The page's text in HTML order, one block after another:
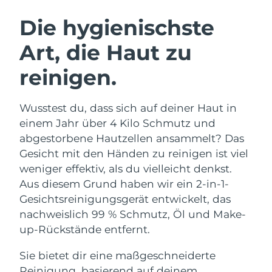
Die hygienischste
Art, die Haut zu
reinigen.
Wusstest du, dass sich auf deiner Haut in
einem Jahr über 4 Kilo Schmutz und
abgestorbene Hautzellen ansammelt? Das
Gesicht mit den Händen zu reinigen ist viel
weniger effektiv, als du vielleicht denkst.
Aus diesem Grund haben wir ein 2-in-1-
Gesichtsreinigungsgerät entwickelt, das
nachweislich 99 % Schmutz, Öl und Make-
up-Rückstände entfernt.
Sie bietet dir eine maßgeschneiderte
Gesichtsreinigung
Anti-aging massage
LUNA™ 4 Plus
Massage, LED heating
LUNA™ 4 Men
For men, anti-aging massage
Microcurrent toning
BEAR™ 2 go
Microcurrent toning on-the-go
BEAR™ 2 eyes & lips
Microcurrent line smoothing device
Hydratisierung
UFO™ 3 Set
Deep facial hydration
UFO™ 3 LED
device
Mundpflege
issa™ 4
Hybrid silicone sonic toothbrush
issa™ 4 plus
FAQ™ ANTI-AGING-BEHANDLUNG
Anti-aging LED-Behandlungen
NEW
Österreich Erwartete Lieferung
Bahrain Erwartete Lieferung
Belgien
Bermuda Erwartete Lieferung
Bosnien und
Herzegowina
Erwartete Lieferung12/8/26
Brunei Darussalam Erwartete Lieferung 14/8/26
Bulgarien Erwartete Lieferung9/8/26